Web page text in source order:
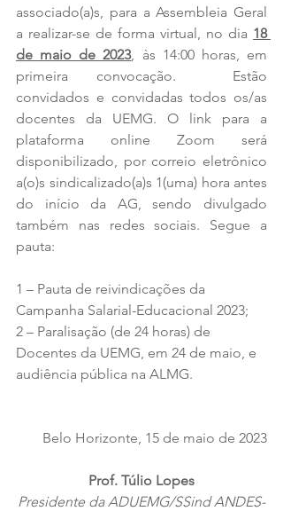
associado(a)s, para a Assembleia Geral
a realizar-se de forma virtual, no dia 18
de maio de 2023, às 14:00 horas, em
primeira convocação.
Estão
convidados e convidadas todos os/as
docentes da UEMG. O link para a
plataforma online Zoom será
disponibilizado, por correio eletrônico
a(o)s sindicalizado(a)s 1(uma) hora antes
do início da AG, sendo divulgado
também nas redes sociais. Segue a
pauta:
1 – Pauta de reivindicações da
Campanha Salarial-Educacional 2023;
2 – Paralisação (de 24 horas) de
Docentes da UEMG, em 24 de maio, e
audiência pública na ALMG.
Belo Horizonte, 15 de maio de 2023
Prof. Túlio Lopes
Presidente da ADUEMG/SSind ANDES-